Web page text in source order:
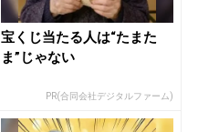
宝くじ当たる人は“たまた
ま”じゃない
PR(合同会社デジタルファーム)